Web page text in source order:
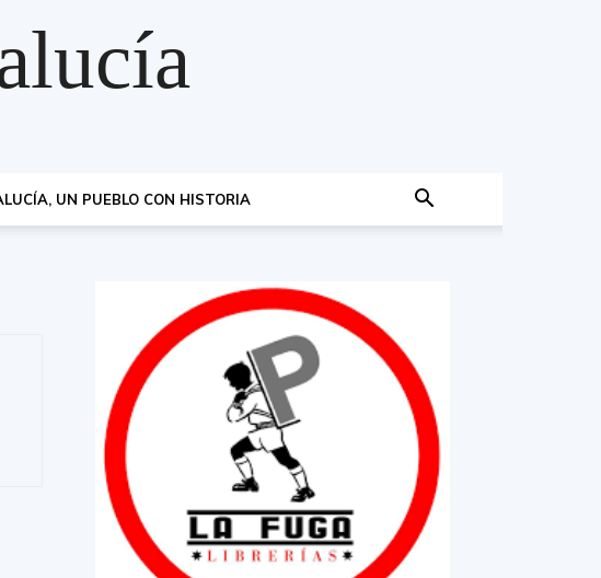
UN PUEBLO CON HISTORIA